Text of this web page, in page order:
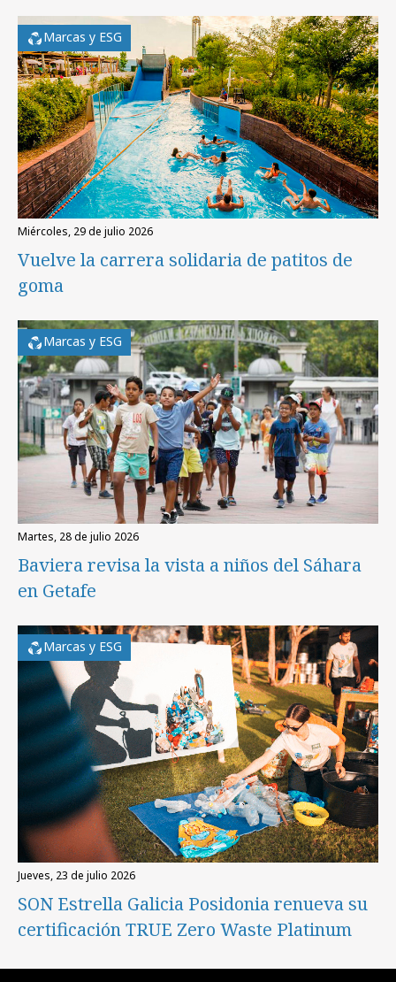
Marcas y ESG
miércoles, 29 de julio 2026
Vuelve la carrera solidaria de patitos de
goma
Marcas y ESG
martes, 28 de julio 2026
Baviera revisa la vista a niños del Sáhara
en Getafe
Marcas y ESG
jueves, 23 de julio 2026
SON Estrella Galicia Posidonia renueva su
certificación TRUE Zero Waste Platinum